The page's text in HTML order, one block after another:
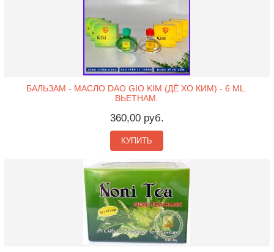
БАЛЬЗАМ - МАСЛО DAO GIO KIM (ДЁ ХО КИМ) - 6 ML.
ВЬЕТНАМ.
360,00 руб.
КУПИТЬ